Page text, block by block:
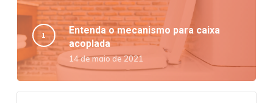
Entenda o mecanismo para caixa
acoplada
14 de maio de 2021